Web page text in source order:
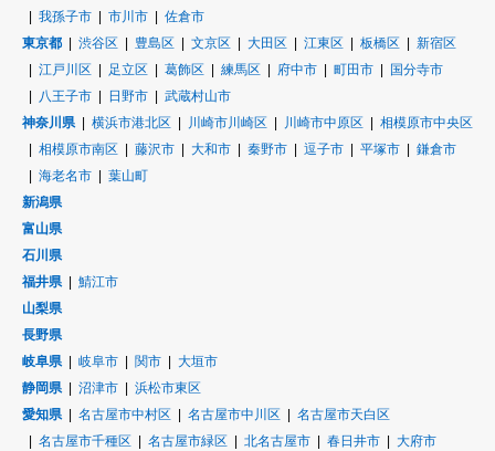
我孫子市
市川市
佐倉市
東京都
渋谷区 豊島区 文京区 大田区 江東区 板橋区
新宿区
江戸川区
足立区 葛飾区 練馬区 府中市 町田市
国分寺市
八王子市
日野市
武蔵村山市
神奈川県
横浜市港北区 川崎市川崎区 川崎市中原区
相模原市中央区
相模原市南区
藤沢市 大和市 秦野市 逗子市 平塚市
鎌倉市
海老名市
葉山町
新潟県
富山県
石川県
福井県
鯖江市
山梨県
長野県
岐阜県
岐阜市 関市
大垣市
静岡県
沼津市
浜松市東区
愛知県
名古屋市中村区 名古屋市中川区
名古屋市天白区
名古屋市千種区
名古屋市緑区 北名古屋市 春日井市
大府市